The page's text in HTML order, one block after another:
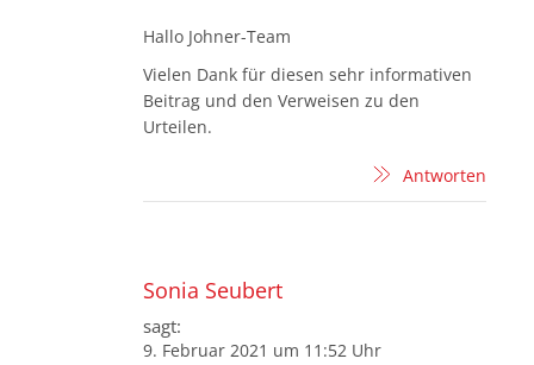
Hallo Johner-Team
Vielen Dank für diesen sehr informativen
Beitrag und den Verweisen zu den
Urteilen.
Antworten
Sonia Seubert
sagt:
9. Februar 2021 um 11:52 Uhr